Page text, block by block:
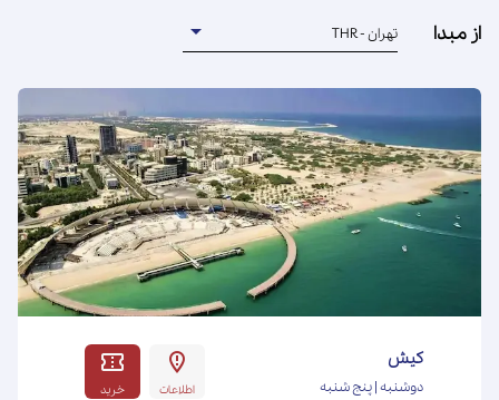
از مبدا
کیش
دوشنبه | پنج شنبه اطلاعات خرید